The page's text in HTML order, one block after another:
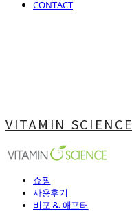
CONTACT
VITAMIN SCIENCE
쇼핑
사용후기
비포 & 애프터